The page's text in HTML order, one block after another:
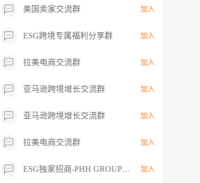
美国卖家交流群 加入
ESG跨境专属福利分享群 加入
拉美电商交流群 加入
亚马逊跨境增长交流群 加入
亚马逊跨境增长交流群 加入
拉美电商交流群 加入
ESG独家招商-PHH GROUP卖家交流群 加入